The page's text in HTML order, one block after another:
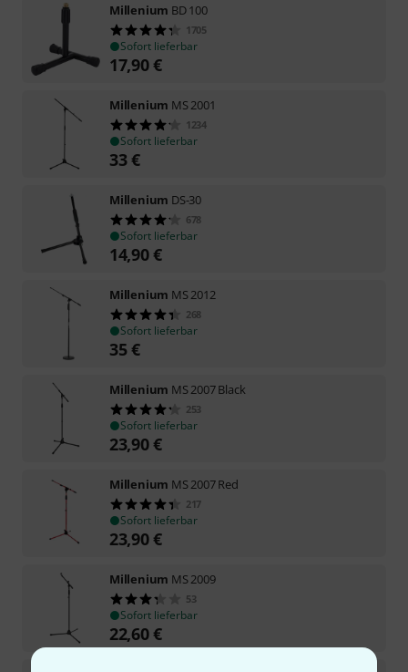
Millenium BD 100
1705
Sofort lieferbar
17,90€
Millenium MS 2001
1234
Sofort lieferbar
33€
Millenium DS-30
678
Sofort lieferbar
14,90€
Millenium MS 2012
268
Sofort lieferbar
35€
Millenium MS 2007 Black
253
Sofort lieferbar
23,90€
Millenium MS 2007 Red
217
Sofort lieferbar
23,90€
Millenium MS 2009
53
Sofort lieferbar
22,60€